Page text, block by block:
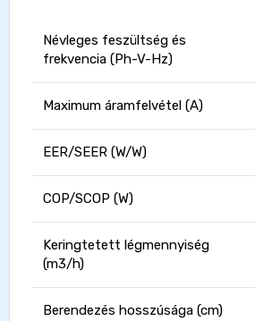
Névleges feszültség és
frekvencia (Ph-V-Hz)
Maximum áramfelvétel (A)
EER/SEER (W/W)
COP/SCOP (W)
Keringtetett légmennyiség
(m3/h)
Berendezés hosszúsága (cm)